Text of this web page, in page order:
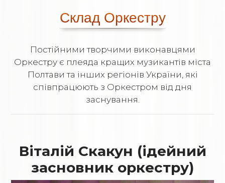
Склад Оркестру
Постійними творчими виконавцями
Оркестру є плеяда кращих музикантів міста
Полтави та інших регіонів України, які
співпрацюють з Оркестром від дня
заснування.
Віталій Скакун (ідейний
засновник оркестру)